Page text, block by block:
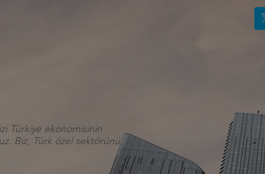
Türkiye ekonomisinin
Biz, Türk özel sektörünü